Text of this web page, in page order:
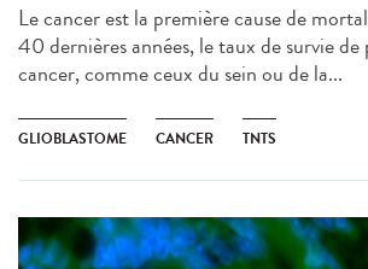
Le cancer est la première cause de
40 dernières années, le taux de survie de
cancer, comme ceux du sein ou de la...
GLIOBLASTOME CANCER TNTS